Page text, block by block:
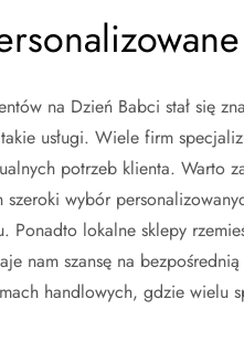
na Dzień Babci stał się
usługi. Wiele firm
potrzeb klienta. Warto
wybór
lokalne sklepy
nam szansę na
handlowych, gdzie wielu